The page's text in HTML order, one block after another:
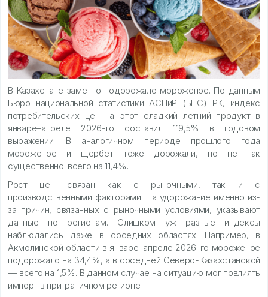
В Казахстане заметно подорожало мороженое. По данным
Бюро национальной статистики АСПиР (БНС) РК, индекс
потребительских цен на этот сладкий летний продукт в
январе–апреле 2026-го составил 119,5% в годовом
выражении. В аналогичном периоде прошлого года
мороженое и щербет тоже дорожали, но не так
существенно: всего на 11,4%.
Рост цен связан как с рыночными, так и с
производственными факторами. На удорожание именно из-
за причин, связанных с рыночными условиями, указывают
данные по регионам. Слишком уж разные индексы
наблюдались даже в соседних областях. Например, в
Акмолинской области в январе–апреле 2026-го мороженое
подорожало на 34,4%, а в соседней Северо-Казахстанской
— всего на 1,5%. В данном случае на ситуацию мог повлиять
импорт в приграничном регионе.